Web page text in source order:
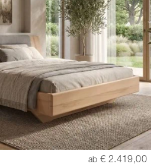
ab € 2.419,00